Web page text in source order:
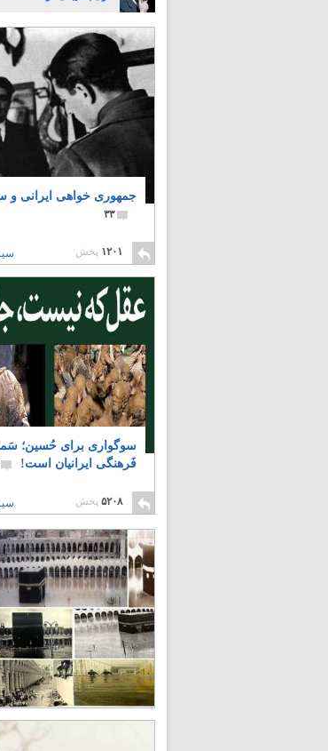
جمهوری خواهی ایرانی و
۳۳
۱۲۰۱ پخش
سوگواری برای حُسین؛
فَرهنگی ایرانیان است!
۵۲۰۸ پخش